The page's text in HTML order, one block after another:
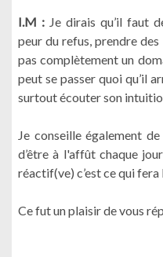
I.M : Je dirais qu’il faut
peur du refus, prendre des
pas complètement un
peut se passer quoi qu’il
surtout écouter son
Je conseille également
d’être à l'affût chaque
réactif(ve) c’est ce qui
Ce fut un plaisir de vous